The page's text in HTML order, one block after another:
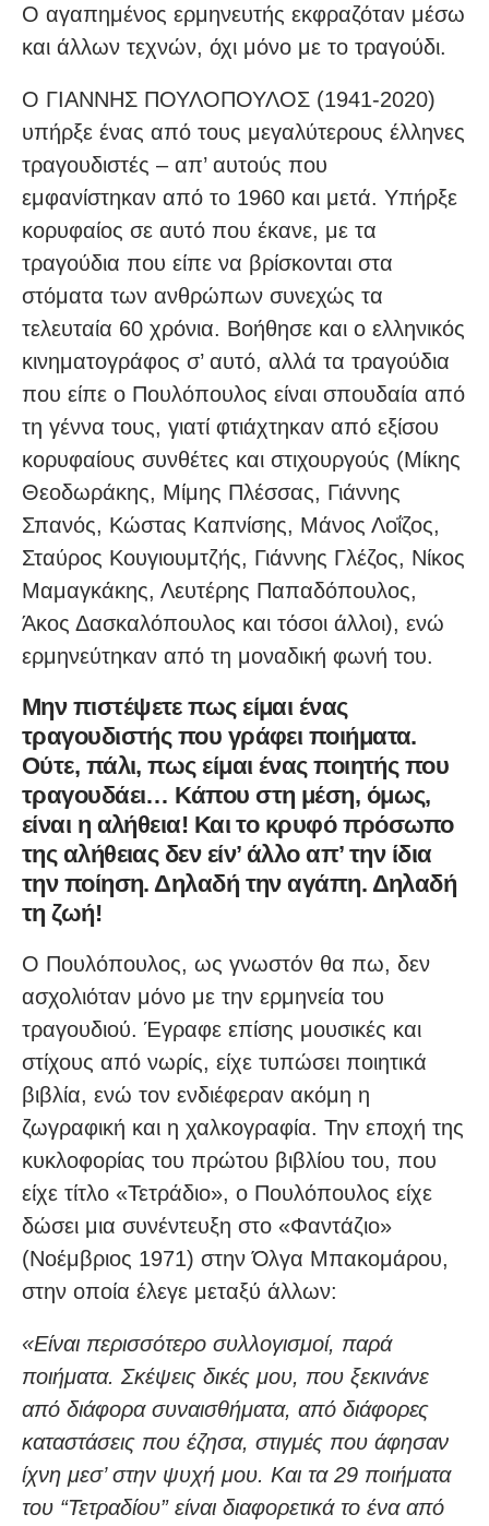
Ο αγαπημένος ερμηνευτής εκφραζόταν μέσω
και άλλων τεχνών, όχι μόνο με το τραγούδι.
Ο ΓΙΑΝΝΗΣ ΠΟΥΛΟΠΟΥΛΟΣ (1941-2020)
υπήρξε ένας από τους μεγαλύτερους έλληνες
τραγουδιστές – απ’ αυτούς που
εμφανίστηκαν από το 1960 και μετά. Υπήρξε
κορυφαίος σε αυτό που έκανε, με τα
τραγούδια που είπε να βρίσκονται στα
στόματα των ανθρώπων συνεχώς τα
τελευταία 60 χρόνια. Βοήθησε και ο ελληνικός
κινηματογράφος σ’ αυτό, αλλά τα τραγούδια
που είπε ο Πουλόπουλος είναι σπουδαία από
τη γέννα τους, γιατί φτιάχτηκαν από εξίσου
κορυφαίους συνθέτες και στιχουργούς (Μίκης
Θεοδωράκης, Μίμης Πλέσσας, Γιάννης
Σπανός, Κώστας Καπνίσης, Μάνος Λοΐζος,
Σταύρος Κουγιουμτζής, Γιάννης Γλέζος, Νίκος
Μαμαγκάκης, Λευτέρης Παπαδόπουλος,
Άκος Δασκαλόπουλος και τόσοι άλλοι), ενώ
ερμηνεύτηκαν από τη μοναδική φωνή του.
Μην πιστέψετε πως είμαι ένας
τραγουδιστής που γράφει ποιήματα.
Ούτε, πάλι, πως είμαι ένας ποιητής που
τραγουδάει… Κάπου στη μέση, όμως,
είναι η αλήθεια! Και το κρυφό πρόσωπο
της αλήθειας δεν είν’ άλλο απ’ την ίδια
την ποίηση. Δηλαδή την αγάπη. Δηλαδή
τη ζωή!
Ο Πουλόπουλος, ως γνωστόν θα πω, δεν
ασχολιόταν μόνο με την ερμηνεία του
τραγουδιού. Έγραφε επίσης μουσικές και
στίχους από νωρίς, είχε τυπώσει ποιητικά
βιβλία, ενώ τον ενδιέφεραν ακόμη η
ζωγραφική και η χαλκογραφία. Την εποχή της
κυκλοφορίας του πρώτου βιβλίου του, που
είχε τίτλο «Τετράδιο», ο Πουλόπουλος είχε
δώσει μια συνέντευξη στο «Φαντάζιο»
(Νοέμβριος 1971) στην Όλγα Μπακομάρου,
στην οποία έλεγε μεταξύ άλλων:
«Είναι περισσότερο συλλογισμοί, παρά
ποιήματα. Σκέψεις δικές μου, που ξεκινάνε
από διάφορα συναισθήματα, από διάφορες
καταστάσεις που έζησα, στιγμές που άφησαν
ίχνη μεσ’ στην ψυχή μου. Και τα 29 ποιήματα
του “Τετραδίου” είναι διαφορετικά το ένα από